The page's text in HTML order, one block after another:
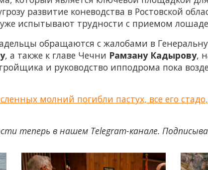
развитие коневодства в Ростовской
уже испытывают трудности с приемом
обращаются с жалобами в
, а также к главе Чечни Рамзану Кадырову,
и руководство ипподрома пока
молний погибли пастух, все его
теперь в нашем Telegram-канале.